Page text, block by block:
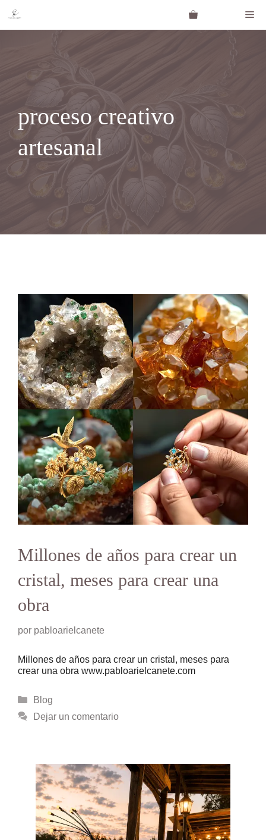
contenido
proceso creativo
artesanal
Millones de años para crear un
cristal, meses para crear una
obra
por pabloarielcanete
Millones de años para crear un cristal, meses para
crear una obra www.pabloarielcanete.com
Categorías
Blog
Dejar un comentario